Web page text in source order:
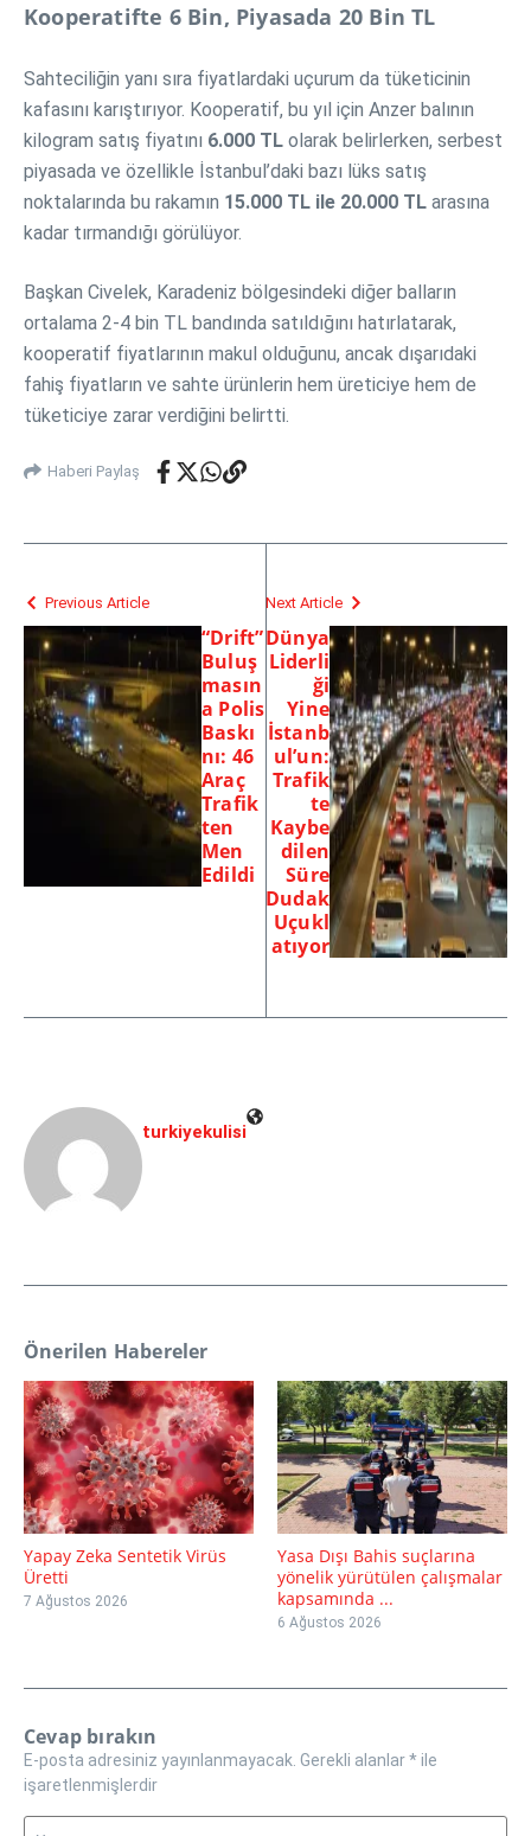
Kooperatifte 6 Bin, Piyasada 20 Bin TL
Sahteciliğin yanı sıra fiyatlardaki uçurum da tüketicinin
kafasını karıştırıyor. Kooperatif, bu yıl için Anzer balının
kilogram satış fiyatını 6.000 TL olarak belirlerken, serbest
piyasada ve özellikle İstanbul’daki bazı lüks satış
noktalarında bu rakamın 15.000 TL ile 20.000 TL arasına
kadar tırmandığı görülüyor.
Başkan Civelek, Karadeniz bölgesindeki diğer balların
ortalama 2-4 bin TL bandında satıldığını hatırlatarak,
kooperatif fiyatlarının makul olduğunu, ancak dışarıdaki
fahiş fiyatların ve sahte ürünlerin hem üreticiye hem de
tüketiciye zarar verdiğini belirtti.
Haberi Paylaş
Previous Article
“Drift”
Buluş
masın
a Polis
Baskı
nı: 46
Araç
Trafik
ten
Men
Edildi
Next Article
Dünya
Liderli
ği
Yine
İstanb
ul’un:
Trafik
te
Kaybe
dilen
Süre
Dudak
Uçukl
atıyor
turkiyekulisi
Önerilen Habereler
Yapay Zeka Sentetik Virüs
Üretti
7 Ağustos 2026
Yasa Dışı Bahis suçlarına
yönelik yürütülen çalışmalar
kapsamında ...
6 Ağustos 2026
Cevap bırakın
E-posta adresiniz yayınlanmayacak. Gerekli alanlar*ile
işaretlenmişlerdir